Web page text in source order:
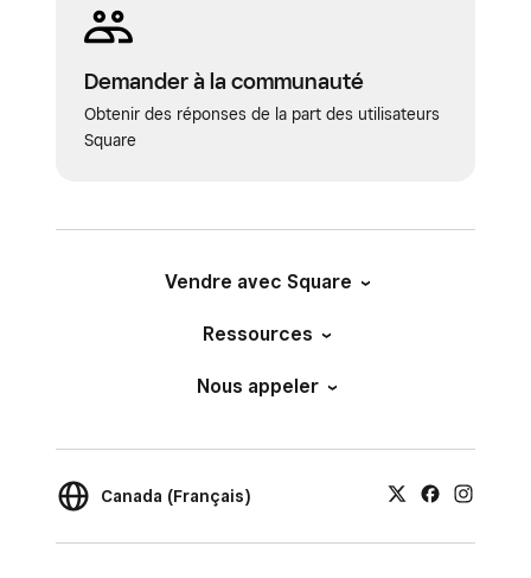
Demander à la communauté
Obtenir des réponses de la part des utilisateurs
Square
Vendre avec Square
Ressources
Nous appeler
Canada (Français)